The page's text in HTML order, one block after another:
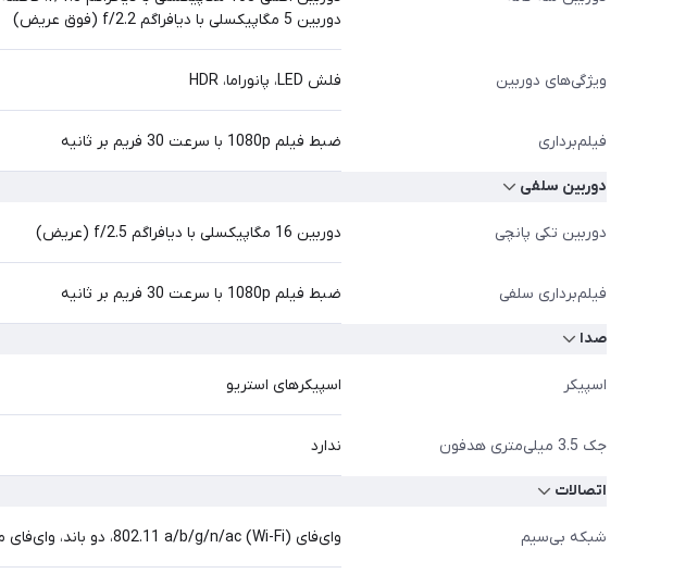
دوربین 5 مگاپیکسلی با دیافراگم f/2.2 (فوق عریض)
ویژگی‌های دوربین فلش LED، پانوراما، HDR
فیلم‌برداری ضبط فیلم 1080p با سرعت 30 فریم بر ثانیه
دوربین سلفی
دوربین تکی پانچی دوربین 16 مگاپیکسلی با دیافراگم f/2.5 (عریض)
فیلم‌برداری سلفی ضبط فیلم 1080p با سرعت 30 فریم بر ثانیه
صدا
اسپیکر اسپیکرهای استریو
جک 3.5 میلی‌متری هدفون ندارد
اتصالات
شبکه بی‌سیم وای‌فای (Wi-Fi) 802.11 a/b/g/n/ac، دو باند، وای‌فای مستقیم (Wi-Fi Direct)